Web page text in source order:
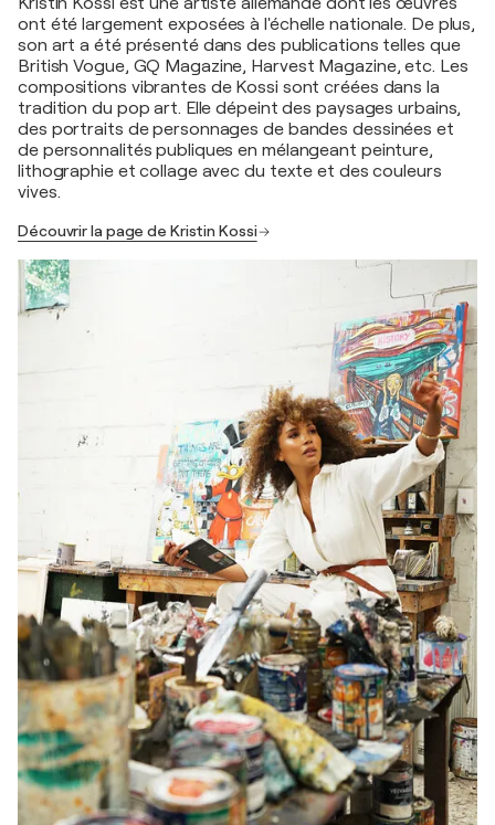
ont été largement exposées à l'échelle nationale. De plus,
son art a été présenté dans des publications telles que
British Vogue, GQ Magazine, Harvest Magazine, etc. Les
compositions vibrantes de Kossi sont créées dans la
tradition du pop art. Elle dépeint des paysages urbains,
des portraits de personnages de bandes dessinées et
de personnalités publiques en mélangeant peinture,
lithographie et collage avec du texte et des couleurs
vives.
Découvrir la page de Kristin Kossi